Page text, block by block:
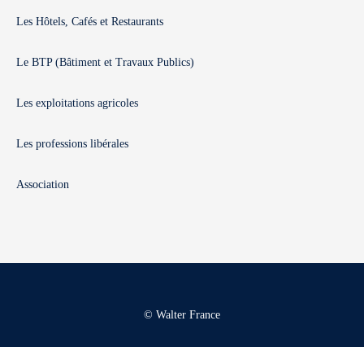
Les Hôtels, Cafés et Restaurants
Le BTP (Bâtiment et Travaux Publics)
Les exploitations agricoles
Les professions libérales
Association
© Walter France